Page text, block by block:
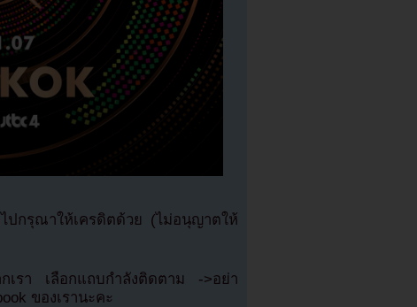
ปกรุณาให้เครดิตด้วย (ไม่อนุญาตให้
กเรา เลือกแถบกำลังติดตาม ->อย่า
ของเรานะคะ